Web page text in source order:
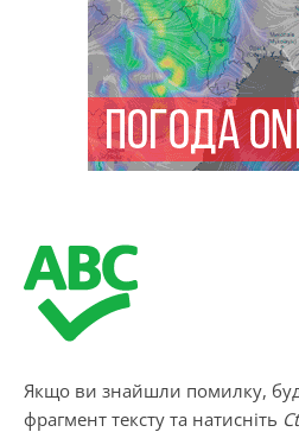
Якщо ви знайшли помилку,
фрагмент тексту та натисніть